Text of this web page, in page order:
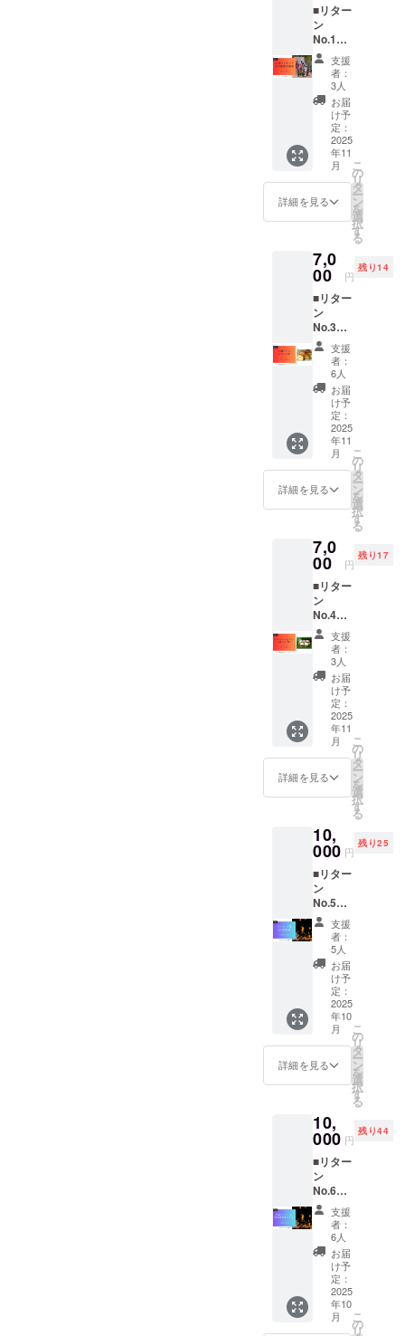
■リター
ン
No.1
内灘応
援メッ
セージ
＆活動
報告動
画 価
格：
3,000円
概要 内
灘の復
興の歩
みと光
響祭舞
まとめ
た限定
動画を
配信。
支援者
だけが
受け取
れるお
礼メッ
セージ
付き
で、遠
方から
も“見て
応援”で
きま
す。 詳
した活
動報告
動画と
感謝
PDF
を、
2025年
11月末
までに
限定公
開URL
で送
付。視
聴は
PC・ス
マホ対
応。数
項・条
件 ・内
動報告
動画＋
PDF
メッ
セージ
・提
供：ダ
ウン
ロード
URLを
メール
送付 ・
サービ
ス利用
ス規約
に準拠
支援
者：
3人
お届
け予
定：
2025
年11
月
詳細を見る
こ
の
リ
タ
ー
ン
を
選
択
す
る
7,0
00 円
残り14
■リター
ン
No.3
内灘町
特産品
セット
（ひま
わり
堂）
〈内灘
ロー
ル〉
概要 ひ
まわり
堂の
「内灘
ル」を5
種ア
ソート
でお届
け。プ
レーン
×2、
ショコ
ラ×2、
コー
ヒー
×1、加
賀棒茶
×1、抹
茶×1の
計7個
（各
60g）。
の味を
楽しみ
なが
ら“見て
応援”で
きま
す。 詳
容：内
灘ロー
ル 7個
（各
60g）
内訳：
プレー
ン×2／
ショコ
／加賀
棒茶×1
×1 製
造：ひ
まわり
堂 発
送：常
温便
数量限
定20
セット
お届
け：
2025年
支援
者：
6人
お届
け予
定：
2025
年11
月
詳細を見る
こ
の
リ
タ
ー
ン
を
選
択
す
る
7,0
00 円
残り17
■リター
ン
No.4
内灘特
産品
セット
（夢ミ
ルク
館）
〈ミル
クジャ
ム＆プ
リン〉
概要 夢
ミルク
館の人
ルク
ジャ
ム」
と、な
めらか
なプリ
ンを詰
め合わ
せたア
ソー
ト。ご
自宅で
内灘の
おいし
さを楽
しみな
がら“見
ターン
です。
詳細 内
容：ミ
ルク
ジャム
×1（10
0g）、
プリン
×4（各
85g）
製造：
夢ミル
ク館
発送：
支援
者：
3人
お届
け予
定：
2025
年11
月
詳細を見る
こ
の
リ
タ
ー
ン
を
選
択
す
る
10,
000 円
残り25
■リター
ン
No.5
光響祭
ランタ
ン参加
券（現
地）
価格：
10,000
光響祭
初日
〈2025/
10/4〉
にご自
ンタン
を打ち
上げる
参加
券。夕
陽とと
もに上
がる光
の列に
加わ
り、復
興への
願いを
直接空
へ届け
支援
者：
5人
お届
け予
定：
2025
年10
月
詳細を見る
こ
の
リ
タ
ー
ン
を
選
択
す
る
10,
000 円
残り44
■リター
ン
No.6
光響祭
応援ラ
ンタン
代行
価格：
10,000
当日来
場され
支援
者：
6人
お届
け予
定：
2025
年10
月
こ
の
リ